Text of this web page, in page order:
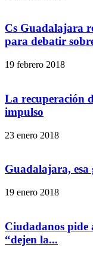
Cs Guadalajara
para debatir
19 febrero 2018
La recuperación
impulso
23 enero 2018
Guadalajara, esa
19 enero 2018
Ciudadanos
“dejen la...